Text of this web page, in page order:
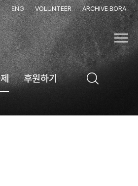
ENG VOLUNTEER ARCHIVE BORA
후원하기